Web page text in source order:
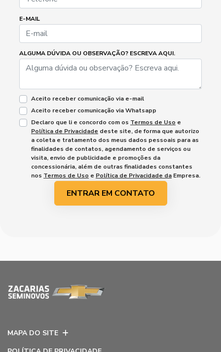
E-MAIL
ALGUMA DÚVIDA OU OBSERVAÇÃO? ESCREVA AQUI.
Aceito receber comunicação via e-mail
Aceito receber comunicação via Whatsapp
Declaro que li e concordo com os Termos de Uso e
Política de Privacidade deste site, de forma que autorizo
a coleta e tratamento dos meus dados pessoais para as
finalidades de contatos, agendamento de serviços ou
visita, envio de publicidade e promoções da
concessionária, além de outras finalidades constantes
nos Termos de Uso e Política de Privacidade da Empresa.
ENTRAR EM CONTATO
MAPA DO SITE